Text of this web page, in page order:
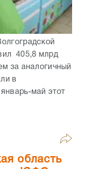
405,8 млрд
за аналогичный
в
май этот
область